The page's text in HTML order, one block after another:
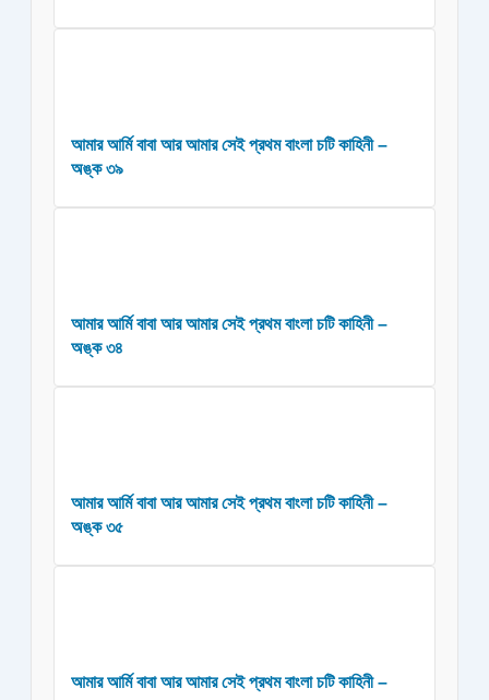
আমার আর্মি বাবা আর আমার সেই প্রথম বাংলা চটি কাহিনী –
অঙ্ক ৩৯
আমার আর্মি বাবা আর আমার সেই প্রথম বাংলা চটি কাহিনী –
অঙ্ক ৩৪
আমার আর্মি বাবা আর আমার সেই প্রথম বাংলা চটি কাহিনী –
অঙ্ক ৩৫
আমার আর্মি বাবা আর আমার সেই প্রথম বাংলা চটি কাহিনী –